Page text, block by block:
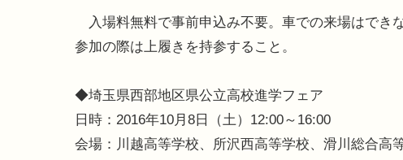
入場料無料で事前申込み不要。車での来場はできな
参加の際は上履きを持参すること。
◆埼玉県西部地区県公立高校進学フェア
日時：2016年10月8日（土）12:00～16:00
会場：川越高等学校、所沢西高等学校、滑川総合高